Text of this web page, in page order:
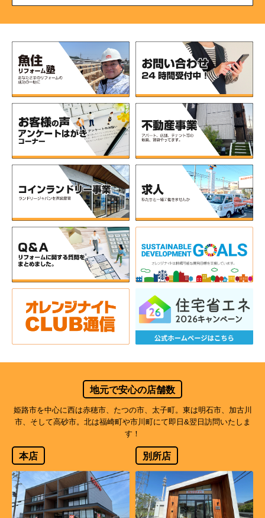
地元で安心の店舗数
姫路市を中心に西は赤穂市、たつの市、太子町。東は明石市、加古川
市、そして高砂市。北は福崎町や市川町にて即日&翌日訪問いたしま
す！
本店 別所店